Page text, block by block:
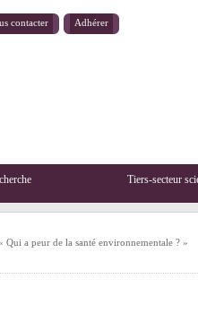
contacter Adhérer
Tiers-secteur
Qui a peur de la santé environnementale ? »